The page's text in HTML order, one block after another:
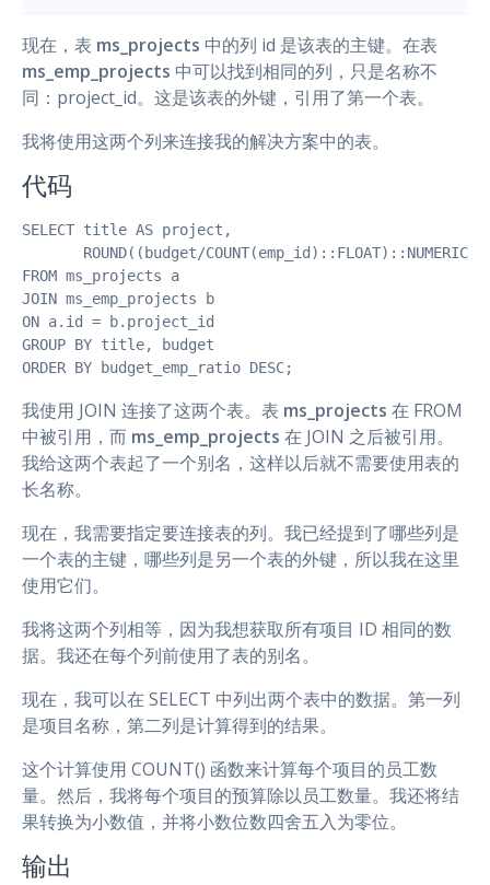
现在，表 ms_projects 中的列 id 是该表的主键。在表
ms_emp_projects 中可以找到相同的列，只是名称不
同：project_id。这是该表的外键，引用了第一个表。
我将使用这两个列来连接我的解决方案中的表。
代码
SELECT title AS project,
ROUND((budget/COUNT(emp_id)::FLOAT)::NUMERIC,
FROM ms_projects a
JOIN ms_emp_projects b
ON a.id = b.project_id
GROUP BY title, budget
ORDER BY budget_emp_ratio DESC;
我使用 JOIN 连接了这两个表。表 ms_projects 在 FROM
中被引用，而 ms_emp_projects 在 JOIN 之后被引用。
我给这两个表起了一个别名，这样以后就不需要使用表的
长名称。
现在，我需要指定要连接表的列。我已经提到了哪些列是
一个表的主键，哪些列是另一个表的外键，所以我在这里
使用它们。
我将这两个列相等，因为我想获取所有项目 ID 相同的数
据。我还在每个列前使用了表的别名。
现在，我可以在 SELECT 中列出两个表中的数据。第一列
是项目名称，第二列是计算得到的结果。
这个计算使用 COUNT() 函数来计算每个项目的员工数
量。然后，我将每个项目的预算除以员工数量。我还将结
果转换为小数值，并将小数位数四舍五入为零位。
输出